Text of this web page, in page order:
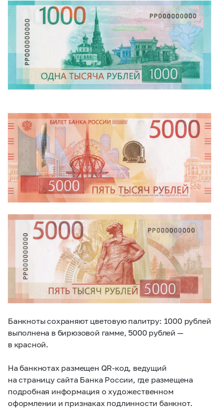
Банкноты сохраняют цветовую палитру: 1000 рублей
выполнена в бирюзовой гамме, 5000 рублей —
в красной.
На банкнотах размещен QR-код, ведущий
на страницу сайта Банка России, где размещена
подробная информация о художественном
оформлении и признаках подлинности банкнот.